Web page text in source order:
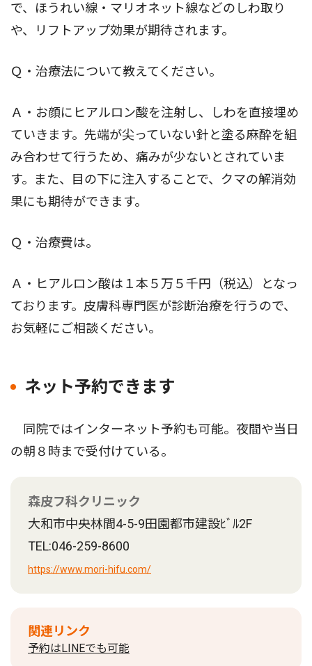
で、ほうれい線・マリオネット線などのしわ取り
や、リフトアップ効果が期待されます。
Ｑ・治療法について教えてください。
Ａ・お顔にヒアルロン酸を注射し、しわを直接埋め
ていきます。先端が尖っていない針と塗る麻酔を組
み合わせて行うため、痛みが少ないとされていま
す。また、目の下に注入することで、クマの解消効
果にも期待ができます。
Ｑ・治療費は。
Ａ・ヒアルロン酸は１本５万５千円（税込）となっ
ております。皮膚科専門医が診断治療を行うので、
お気軽にご相談ください。
ネット予約できます
同院ではインターネット予約も可能。夜間や当日
の朝８時まで受付けている。
森皮フ科クリニック
大和市中央林間4-5-9田園都市建設ﾋﾞﾙ2F
TEL:046-259-8600
https://www.mori-hifu.com/
関連リンク
予約はLINEでも可能